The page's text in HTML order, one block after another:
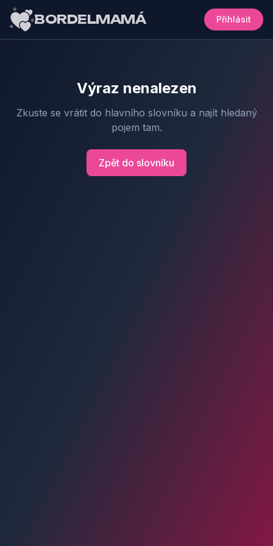
BORDELMAMÁ Přihlásit
Výraz nenalezen
Zkuste se vrátit do hlavního slovníku a najít hledaný
pojem tam.
Zpět do slovníku